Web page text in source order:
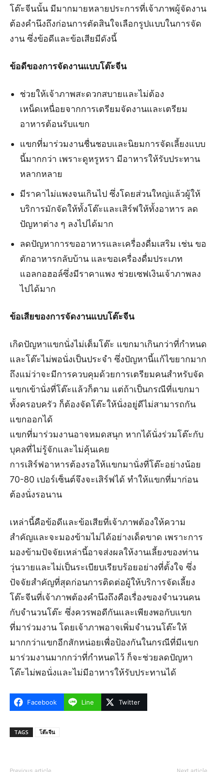
โต๊ะจีนนั้น มีมากมายหลายประการที่เจ้าภาพผู้จัดงาน
ต้องคำนึงถึงก่อนการตัดสินใจเลือกรูปแบบในการจัด
งาน ซึ่งข้อดีและข้อเสียมีดังนี้
ข้อดีของการจัดงานแบบโต๊ะจีน
ช่วยให้เจ้าภาพสะดวกสบายและไม่ต้อง
เหน็ดเหนื่อยจากการเตรียมจัดงานและเตรียม
อาหารต้อนรับแขก
แขกที่มาร่วมงานชื่นชอบและนิยมการจัดเลี้ยงแบบ
นี้มากกว่า เพราะดูหรูหรา มีอาหารให้รับประทาน
หลากหลาย
มีราคาไม่แพงจนเกินไป ซึ่งโดยส่วนใหญ่แล้วผู้ให้
บริการมักจัดให้ทั้งโต๊ะและเสิร์ฟให้ทั้งอาหาร ลด
ปัญหาต่าง ๆ ลงไปได้มาก
ลดปัญหาการขออาหารและเครื่องดื่มเสริม เช่น ขอ
ตักอาหารกลับบ้าน และขอเครื่องดื่มประเภท
แอลกอฮอล์ซึ่งมีราคาแพง ช่วยเซฟเงินเจ้าภาพลง
ไปได้มาก
ข้อเสียของการจัดงานแบบโต๊ะจีน
เกิดปัญหาแขกนั่งไม่เต็มโต๊ะ แขกมาเกินกว่าที่กำหนด
และโต๊ะไม่พอนั่งเป็นประจำ ซึ่งปัญหานี้แก้ไขยากมาก
ถึงแม่ว่าจะมีการควบคุมด้วยการเตรียมคนสำหรับจัด
แขกเข้านั่งที่โต๊ะแล้วก็ตาม แต่ถ้าเป็นกรณีที่แขกมา
ทั้งครอบครัว ก็ต้องจัดโต๊ะให้นั่งอยู่ดีไม่สามารถกัน
แขกออกได้
แขกที่มาร่วมงานอาจหมดสนุก หากได้นั่งร่วมโต๊ะกับ
บุคลที่ไม่รู้จักและไม่คุ้นเคย
การเสิร์ฟอาหารต้องรอให้แขกมานั่งที่โต๊ะอย่างน้อย
70-80 เปอร์เซ็นต์จึงจะเสิร์ฟได้ ทำให้แขกที่มาก่อน
ต้องนั่งรอนาน
เหล่านี้คือข้อดีและข้อเสียที่เจ้าภาพต้องให้ความ
สำคัญและจะมองข้ามไม่ได้อย่างเด็ดขาด เพราะการ
มองข้ามปัจจัยเหล่านี้อาจส่งผลให้งานเลี้ยงของท่าน
วุ่นวายและไม่เป็นระเบียบเรียบร้อยอย่างที่ตั้งใจ ซึ่ง
ปัจจัยสำคัญที่สุดก่อนการติดต่อผู้ให้บริการจัดเลี้ยง
โต๊ะจีนที่เจ้าภาพต้องคำนึงถึงคือเรื่องของจำนวนคน
กับจำนวนโต๊ะ ซึ่งควรพอดีกันและเพียงพอกับแขก
ที่มาร่วมงาน โดยเจ้าภาพอาจเพิ่มจำนวนโต๊ะให้
มากกว่าแขกอีกสักหน่อยเพื่อป้องกันในกรณีที่มีแขก
มาร่วมงานมากกว่าที่กำหนดไว้ ก็จะช่วยลดปัญหา
โต๊ะไม่พอนั่งและไม่มีอาหารให้รับประทานได้
Facebook Line Twitter
TAGS โต๊ะจีน